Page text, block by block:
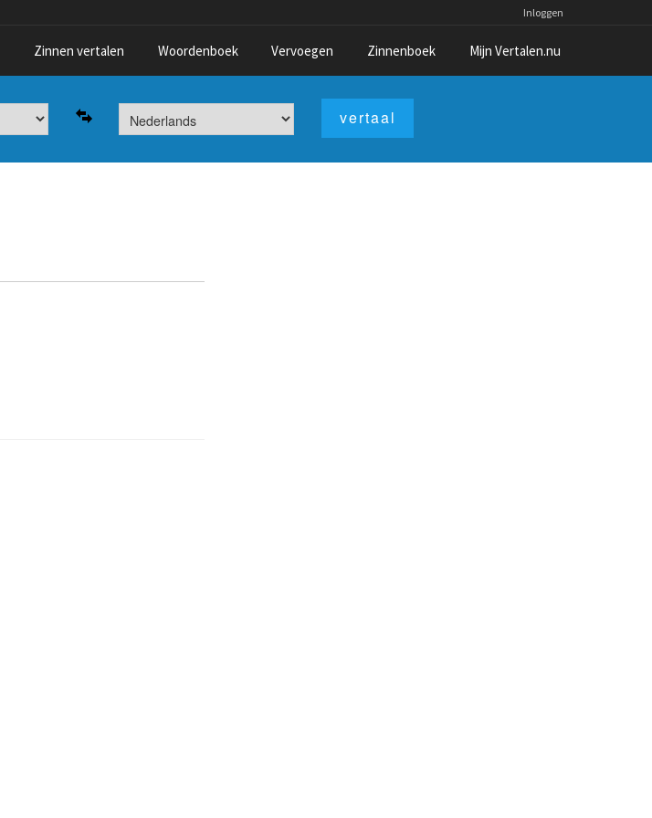
Inloggen
Zinnen vertalen Woordenboek Vervoegen Zinnenboek Mijn Vertalen.nu